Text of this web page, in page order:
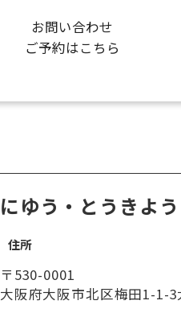
お問い合わせ
ご予約はこちら
にゆう・とうきよう
住所
〒530-0001
大阪府大阪市北区梅田1-1-